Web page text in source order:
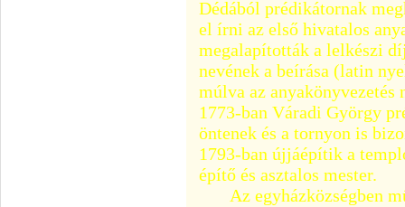
Dédából prédikátornak
el írni az első hivatalos
megalapították a lelkészi
nevének a beírása (latin
múlva az
1773-ban Váradi György
öntenek és a tornyon is
1793-ban újjáépítik a
építő és asztalos mester.
Az egyházközségben